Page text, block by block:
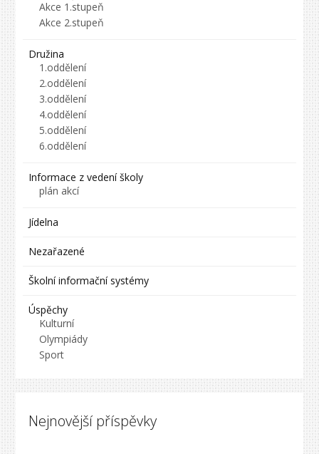
Akce 1.stupeň
Akce 2.stupeň
Družina
1.oddělení
2.oddělení
3.oddělení
4.oddělení
5.oddělení
6.oddělení
Informace z vedení školy
plán akcí
Jídelna
Nezařazené
Školní informační systémy
Úspěchy
Kulturní
Olympiády
Sport
Nejnovější příspěvky